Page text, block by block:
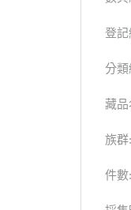
登記
分類
藏品
族群
件數